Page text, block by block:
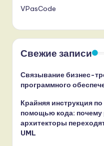
VPasCode
Свежие записи
Связывание бизнес-
программного
Крайняя инструкция
помощью кода: почему
архитекторы
UML